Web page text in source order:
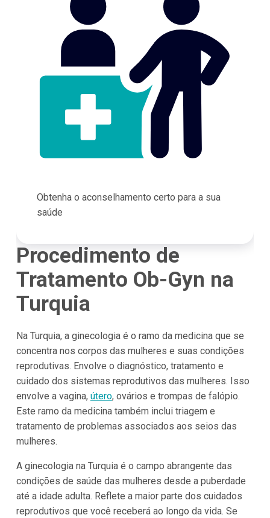
Obtenha o aconselhamento certo para a sua
saúde
Procedimento de
Tratamento Ob-Gyn na
Turquia
Na Turquia, a ginecologia é o ramo da medicina que se
concentra nos corpos das mulheres e suas condições
reprodutivas. Envolve o diagnóstico, tratamento e
cuidado dos sistemas reprodutivos das mulheres. Isso
envolve a vagina, útero, ovários e trompas de falópio.
Este ramo da medicina também inclui triagem e
tratamento de problemas associados aos seios das
mulheres.
A ginecologia na Turquia é o campo abrangente das
condições de saúde das mulheres desde a puberdade
até a idade adulta. Reflete a maior parte dos cuidados
reprodutivos que você receberá ao longo da vida. Se